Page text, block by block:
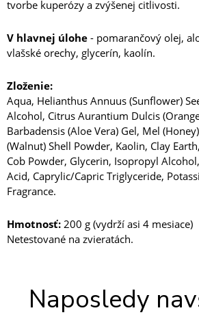
tvorbe kuperózy a zvýšenej citlivosti.
V hlavnej úlohe - pomarančový olej,
vlašské orechy, glycerín, kaolín.
Zloženie:
Aqua, Helianthus Annuus (Sunflower)
Alcohol, Citrus Aurantium Dulcis
Barbadensis (Aloe Vera) Gel, Mel
(Walnut) Shell Powder, Kaolin, Clay
Cob Powder, Glycerin, Isopropyl
Acid, Caprylic/Capric Triglyceride,
Fragrance.
Hmotnosť: 200 g (vydrží asi 4 mesiace)
Netestované na zvieratách.
Naposledy